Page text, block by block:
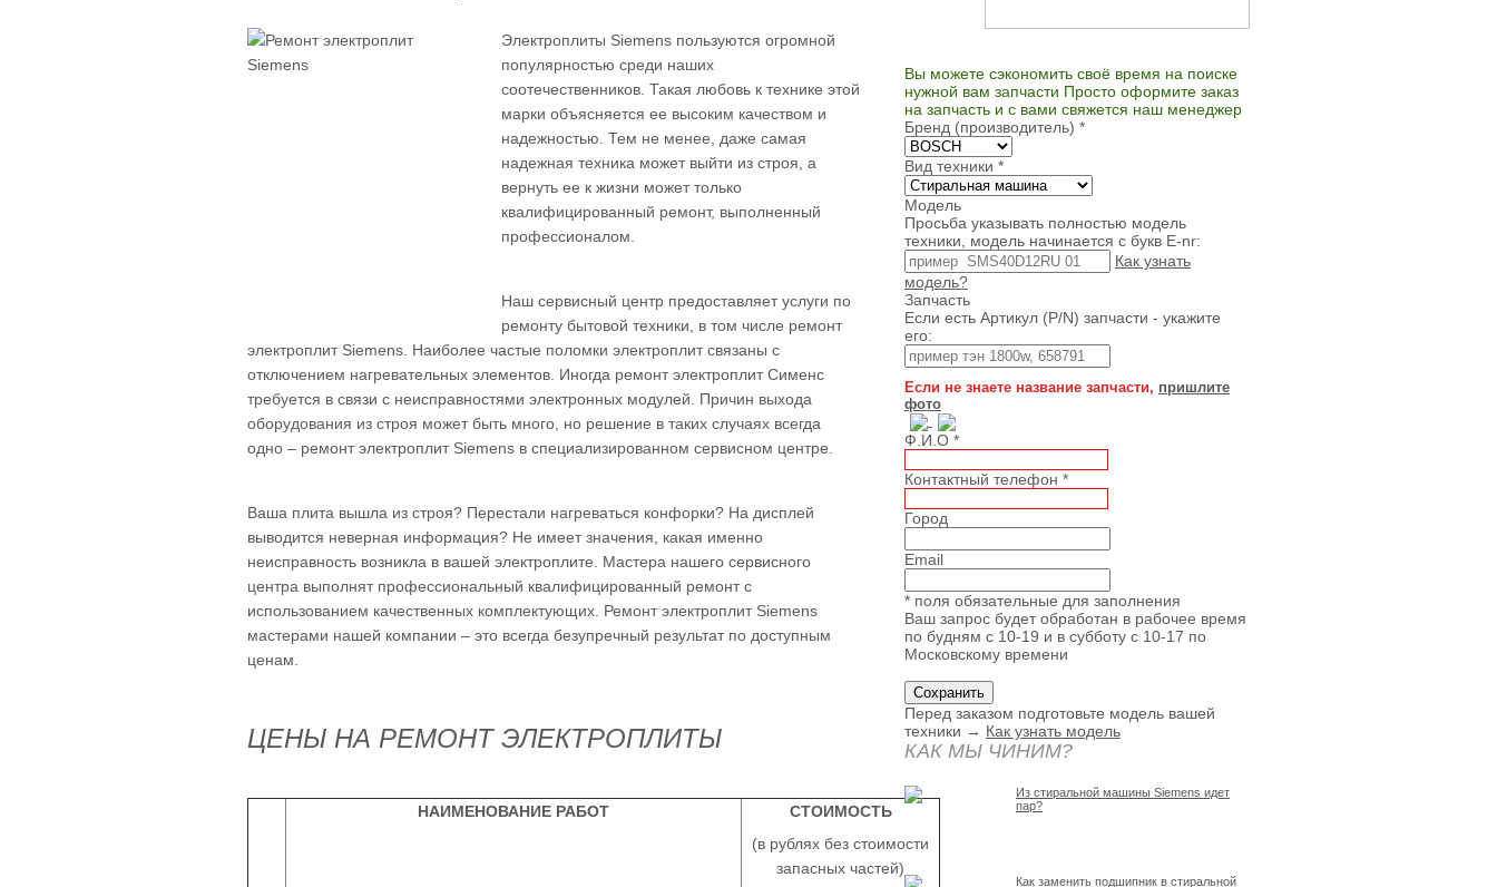
Электроплиты Siemens пользуются огромной
популярностью среди наших
соотечественников. Такая любовь к технике этой
марки объясняется ее высоким качеством и
надежностью. Тем не менее, даже самая
надежная техника может выйти из строя, а
вернуть ее к жизни может только
квалифицированный ремонт, выполненный
профессионалом.
Наш сервисный центр предоставляет услуги по
ремонту бытовой техники, в том числе ремонт
электроплит Siemens. Наиболее частые поломки электроплит связаны с
отключением нагревательных элементов. Иногда ремонт электроплит Сименс
требуется в связи с неисправностями электронных модулей. Причин выхода
оборудования из строя может быть много, но решение в таких случаях всегда
одно – ремонт электроплит Siemens в специализированном сервисном центре.
Ваша плита вышла из строя? Перестали нагреваться конфорки? На дисплей
выводится неверная информация? Не имеет значения, какая именно
неисправность возникла в вашей электроплите. Мастера нашего сервисного
центра выполнят профессиональный квалифицированный ремонт с
использованием качественных комплектующих. Ремонт электроплит Siemens
мастерами нашей компании – это всегда безупречный результат по доступным
ценам.
ЦЕНЫ НА РЕМОНТ ЭЛЕКТРОПЛИТЫ
НАИМЕНОВАНИЕ РАБОТ
СТОИМОСТЬ
(в рублях без стоимости
запасных частей)
Вы можете сэкономить своё время на поиске
нужной вам запчасти Просто оформите заказ
на запчасть и с вами свяжется наш менеджер
Бренд (производитель) *
Вид техники *
Модель
Просьба указывать полностью модель
техники, модель начинается с букв E-nr:
Как узнать
модель?
Запчасть
Если есть Артикул (P/N) запчасти - укажите
его:
Если не знаете название запчасти, пришлите
фото
Ф.И.О *
Контактный телефон *
Город
Email
* поля обязательные для заполнения
Ваш запрос будет обработан в рабочее время
по будням с 10-19 и в субботу с 10-17 по
Московскому времени
Перед заказом подготовьте модель вашей
техники → Как узнать модель
КАК МЫ ЧИНИМ?
Из стиральной машины Siemens идет
пар?
Как заменить подшипник в стиральной